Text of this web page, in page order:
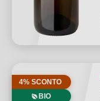
4% SCONTO
BIO